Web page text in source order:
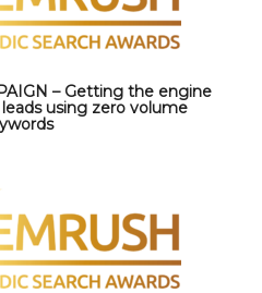
– Getting the engine
using zero volume